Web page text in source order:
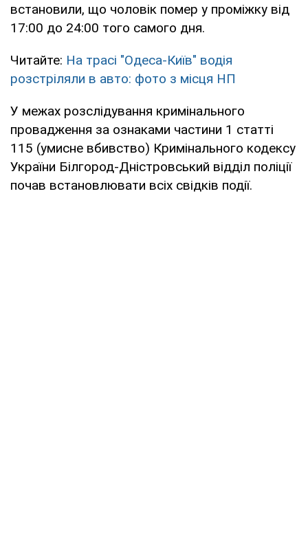
встановили, що чоловік помер у проміжку від
17:00 до 24:00 того самого дня.
Читайте: На трасі "Одеса-Київ" водія
розстріляли в авто: фото з місця НП
У межах розслідування кримінального
провадження за ознаками частини 1 статті
115 (умисне вбивство) Кримінального кодексу
України Білгород-Дністровський відділ поліції
почав встановлювати всіх свідків події.